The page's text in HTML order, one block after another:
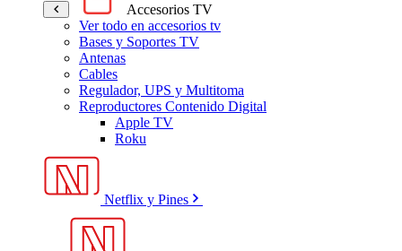
Accesorios TV
Ver todo en accesorios tv
Bases y Soportes TV
Antenas
Cables
Regulador, UPS y Multitoma
Reproductores Contenido Digital
Apple TV
Roku
Netflix y Pines